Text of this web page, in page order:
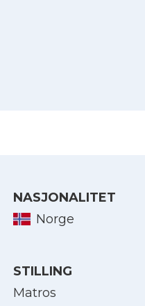
NASJONALITET
Norge
STILLING
Matros